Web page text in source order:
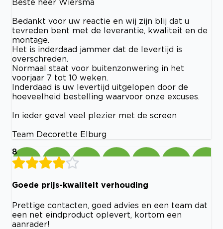
Beste heer Wiersma
Bedankt voor uw reactie en wij zijn blij dat u
tevreden bent met de leverantie, kwaliteit en de
montage.
Het is inderdaad jammer dat de levertijd is
overschreden.
Normaal staat voor buitenzonwering in het
voorjaar 7 tot 10 weken.
Inderdaad is uw levertijd uitgelopen door de
hoeveelheid bestelling waarvoor onze excuses.
In ieder geval veel plezier met de screen
Team Decorette Elburg
8
Goede prijs-kwaliteit verhouding
Prettige contacten, goed advies en een team dat
een net eindproduct oplevert, kortom een
aanrader!